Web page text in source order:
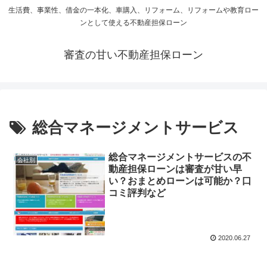
生活費、事業性、借金の一本化、車購入、リフォーム、リフォームや教育ロー
ンとして使える不動産担保ローン
審査の甘い不動産担保ローン
総合マネージメントサービス
会社別
総合マネージメントサービスの不
動産担保ローンは審査が甘い早
い？おまとめローンは可能か？口
コミ評判など
2020.06.27